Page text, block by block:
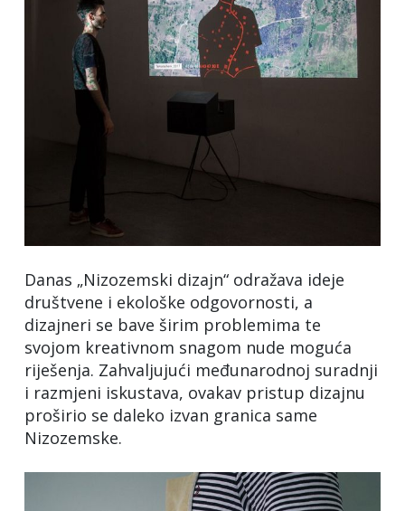
Danas „Nizozemski dizajn“ odražava ideje
društvene i ekološke odgovornosti, a
dizajneri se bave širim problemima te
svojom kreativnom snagom nude moguća
riješenja. Zahvaljujući međunarodnoj suradnji
i razmjeni iskustava, ovakav pristup dizajnu
proširio se daleko izvan granica same
Nizozemske.